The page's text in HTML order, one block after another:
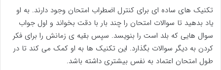
تکنیک های ساده ای برای کنترل اضطراب امتحان وجود دارند. به او
یاد بدهید تا سوالات امتحان را چند بار با دقت بخواند و اول جواب
سوال هایی که بلد است را بنویسد. سپس بقیه ی زمانش را برای فکر
کردن به دیگر سوالات بگذارد. این تکنیک ها به او کمک می کند تا در
طول امتحان اعتماد به نفس بیشتری داشته باشد.